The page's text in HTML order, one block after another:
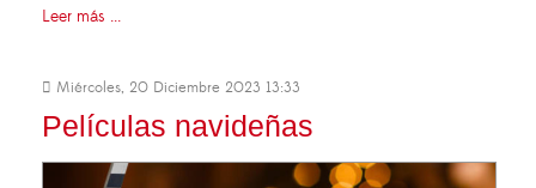
Leer más ...
Miércoles, 20 Diciembre 2023 13:33
Películas navideñas